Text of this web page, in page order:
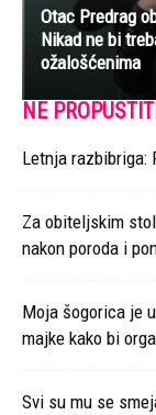
Otac Predrag
Nikad ne bi
ožalošćenima
NE
Letnja razbibriga:
Za obiteljskim
nakon poroda i
Moja šogorica je
majke kako bi
Svi su mu se